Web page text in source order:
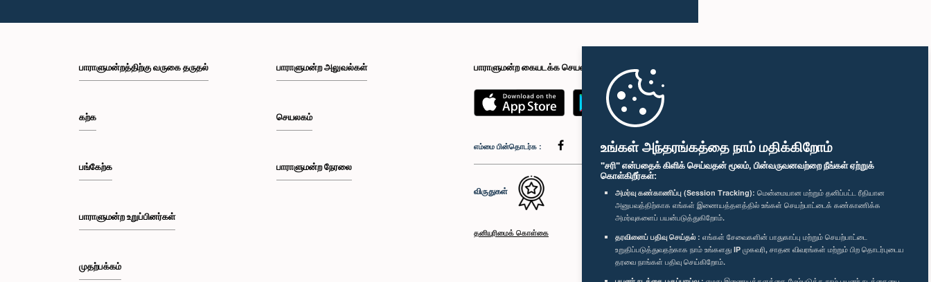
உங்கள் அந்தரங்கத்தை நாம் மதிக்கிறோம்
"சரி" என்பதைக் கிளிக் செய்வதன் மூலம், பின்வருவனவற்றை நீங்கள் ஏற்றுக்
கொள்கிறீர்கள்:
அமர்வு கண்காணிப்பு (Session Tracking): மென்மையான மற்றும் தனிப்பட்ட ரீதியான
அனுபவத்திற்காக எங்கள் இணையத்தளத்தில் உங்கள் செயற்பாட்டைக் கண்காணிக்க
அமர்வுகளைப் பயன்படுத்துகிறோம்.
தரவினைப் பதிவு செய்தல் : எங்கள் சேவைகளின் பாதுகாப்பு மற்றும் செயற்பாட்டை
உறுதிப்படுத்துவதற்காக நாம் உங்களது IP முகவரி, சாதன விவரங்கள் மற்றும் பிற தொடர்புடைய
தரவை நாங்கள் பதிவு செய்கிறோம்.
பாராளுமன்றத்திற்கு வருகை தருதல்
கற்க
பங்கேற்க
பாராளுமன்ற உறுப்பினர்கள்
முதற்பக்கம்
பாராளுமன்ற அலுவல்கள்
செயலகம்
பாராளுமன்ற நேரலை
பாராளுமன்ற கையடக்க செயலி
எம்மை பின்தொடர்க :
விருதுகள்
தனியுரிமைக் கொள்கை